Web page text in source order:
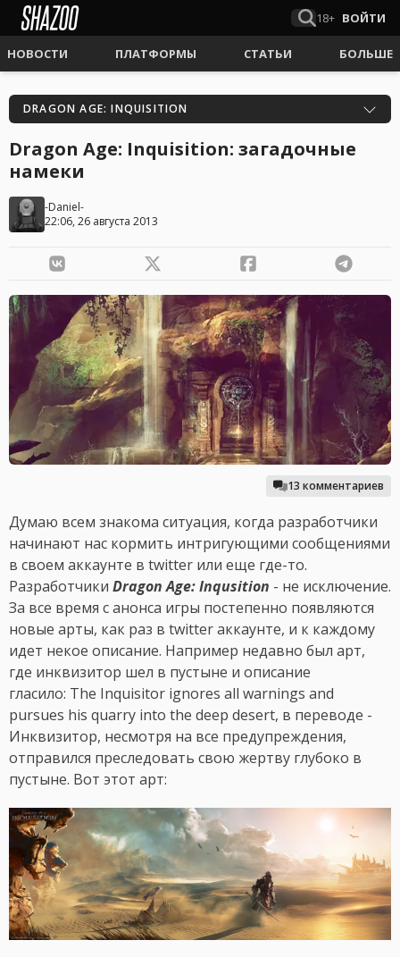
18+ ВОЙТИ
НОВОСТИ ПЛАТФОРМЫ СТАТЬИ БОЛЬШЕ
DRAGON AGE: INQUISITION
Dragon Age: Inquisition: загадочные
намеки
-Daniel-
22:06, 26 августа 2013
13 комментариев
Думаю всем знакома ситуация, когда разработчики
начинают нас кормить интригующими сообщениями
в своем аккаунте в twitter или еще где-то.
Разработчики Dragon Age: Inqusition - не исключение.
За все время с анонса игры постепенно появляются
новые арты, как раз в twitter аккаунте, и к каждому
идет некое описание. Например недавно был арт,
где инквизитор шел в пустыне и описание
гласило: The Inquisitor ignores all warnings and
pursues his quarry into the deep desert, в переводе -
Инквизитор, несмотря на все предупреждения,
отправился преследовать свою жертву глубоко в
пустыне. Вот этот арт: